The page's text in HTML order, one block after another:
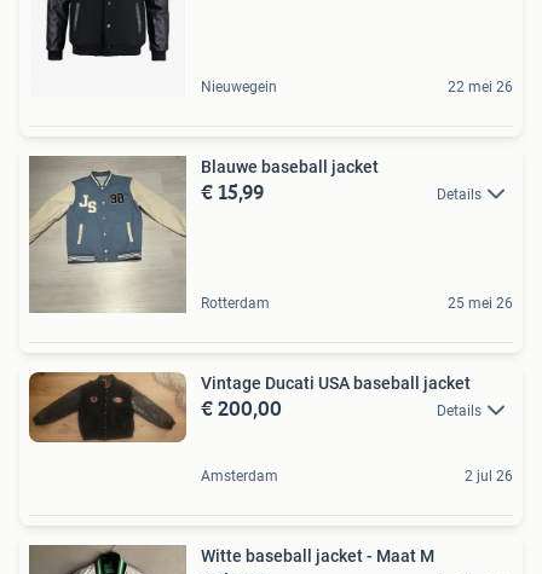
Nieuwegein 22 mei 26
Blauwe baseball jacket
€ 15,99 Details
Rotterdam 25 mei 26
Vintage Ducati USA baseball jacket
€ 200,00 Details
Amsterdam 2 jul 26
Witte baseball jacket - Maat M